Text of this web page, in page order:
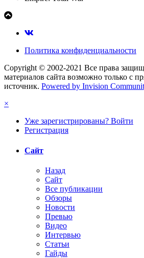
Политика конфиденциальности
Copyright © 2002-2021 Все права
материалов сайта возможно только с
источник. Powered by Invision
×
Уже зарегистрированы? Войти
Регистрация
Сайт
Назад
Сайт
Все публикации
Обзоры
Новости
Превью
Видео
Интервью
Статьи
Гайды